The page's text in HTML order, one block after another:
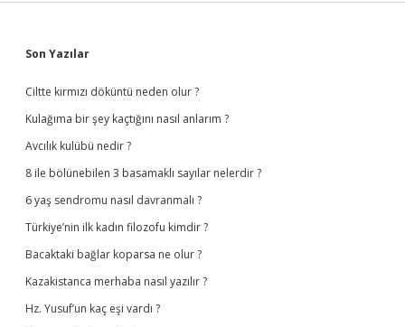
Sidebar
Son Yazılar
Ciltte kırmızı döküntü neden olur ?
Kulağıma bir şey kaçtığını nasıl anlarım ?
Avcılık kulübü nedir ?
8 ile bölünebilen 3 basamaklı sayılar nelerdir ?
6 yaş sendromu nasıl davranmalı ?
Türkiye’nin ilk kadın filozofu kimdir ?
Bacaktaki bağlar koparsa ne olur ?
Kazakistanca merhaba nasıl yazılır ?
Hz. Yusuf’un kaç eşi vardı ?